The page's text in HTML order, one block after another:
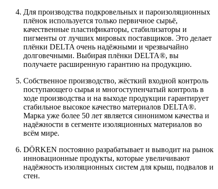
Для производства подкровельных и пароизоляционных
плёнок используется только первичное сырьё,
качественные пластификаторы, стабилизаторы и
пигменты от лучших мировых поставщиков. Это делает
плёнки DELTA очень надёжными и чрезвычайно
долговечными. Выбирая плёнки DELTA®, вы
получаете расширенную гарантию на продукцию.
Собственное производство, жёсткий входной контроль
поступающего сырья и многоступенчатый контроль в
ходе производства и на выходе продукции гарантирует
стабильное высокое качество материалов DELTA®.
Марка уже более 50 лет является синонимом качества и
надёжности в сегменте изоляционных материалов во
всём мире.
DÖRKEN постоянно разрабатывает и выводит на рынок
инновационные продукты, которые увеличивают
надёжность изоляционных систем для крыш, подвалов и
стен.